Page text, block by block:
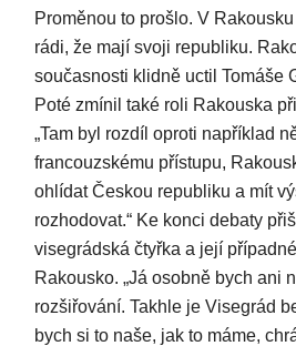
Proměnou to prošlo. V
rádi, že mají svoji republiku.
současnosti klidně uctil Tomáše
Poté zmínil také roli Rakouska
„Tam byl rozdíl oproti například
francouzskému přístupu,
ohlídat Českou republiku a mít
rozhodovat.“ Ke konci debaty
visegrádská čtyřka a její
Rakousko. „Já osobně bych ani
rozšiřování. Takhle je Visegrád
bych si to naše, jak to máme,